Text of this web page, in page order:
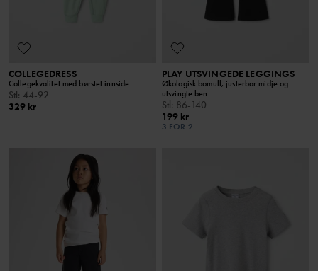
COLLEGEDRESS
Collegekvalitet med børstet innside
Stl: 44-92
329 kr
PLAY UTSVINGEDE LEGGINGS
Økologisk bomull, justerbar midje og
utsvingte ben
Stl: 86-140
199 kr
3 FOR 2